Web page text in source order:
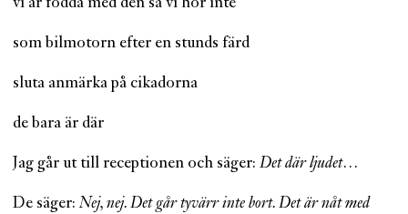
som bilmotorn efter en stunds färd
sluta anmärka på cikadorna
de bara är där
Jag går ut till receptionen och säger: Det där ljudet…
De säger: Nej, nej. Det går tyvärr inte bort. Det är nåt med